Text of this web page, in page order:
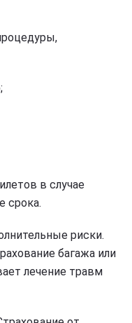
в случае
срока.
риски.
багажа или
лечение травм